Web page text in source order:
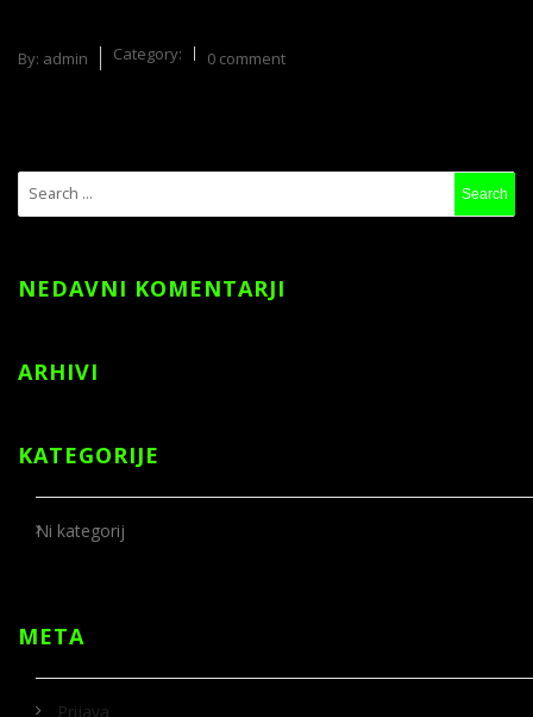
By: admin Category: 0 comment
NEDAVNI KOMENTARJI
ARHIVI
KATEGORIJE
Ni kategorij
META
Prijava